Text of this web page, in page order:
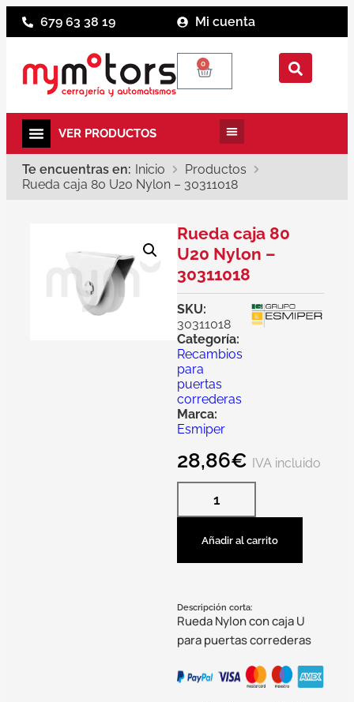
679 63 38 19 Mi cuenta
0
Te encuentras en: Inicio
Productos
Rueda caja 80 U20 Nylon – 30311018
Rueda caja 80
U20 Nylon –
30311018
SKU:
30311018
Categoría:
Recambios
para
puertas
correderas
Marca:
Esmiper
28,86€ IVA incluido
Añadir al carrito
Descripción corta:
Rueda Nylon con caja U
para puertas correderas